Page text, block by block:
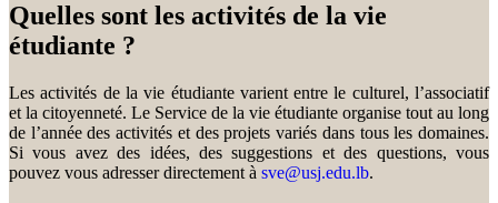
Quelles sont les activités de la vie
étudiante ?
Les activités de la vie étudiante varient entre le culturel, l’associatif
et la citoyenneté. Le Service de la vie étudiante organise tout au long
de l’année des activités et des projets variés dans tous les domaines.
Si vous avez des idées, des suggestions et des questions, vous
pouvez vous adresser directement à sve@usj.edu.lb.